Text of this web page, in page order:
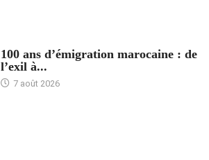
100 ans d’émigration marocaine : de
l’exil à...
7 août 2026